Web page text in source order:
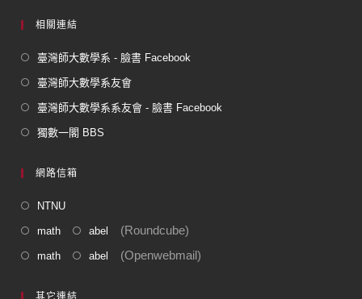
相關連結
臺灣師大數學系 - 臉書 Facebook
臺灣師大數學系友會
臺灣師大數學系系友會 - 臉書 Facebook
獨數一閣 BBS
網路信箱
NTNU
math abel (Roundcube)
math abel (Openwebmail)
其它連結